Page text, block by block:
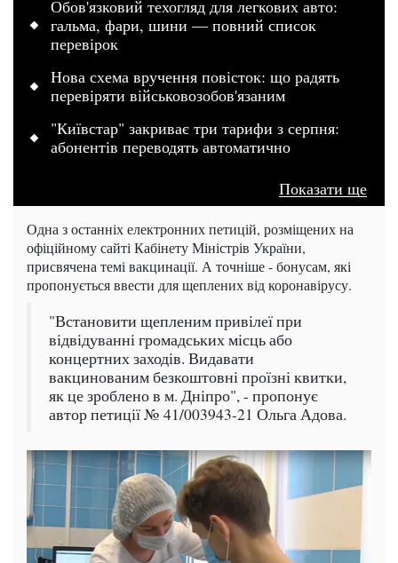
Обов'язковий техогляд для легкових авто:
гальма, фари, шини — повний список
перевірок
Нова схема вручення повісток: що радять
перевіряти військовозобов'язаним
"Київстар" закриває три тарифи з серпня:
абонентів переводять автоматично
Показати ще
Одна з останніх електронних петицій, розміщених на
офіційному сайті Кабінету Міністрів України,
присвячена темі вакцинації. А точніше - бонусам, які
пропонується ввести для щеплених від коронавірусу.
"Встановити щепленим привілеї при
відвідуванні громадських місць або
концертних заходів. Видавати
вакцинованим безкоштовні проїзні квитки,
як це зроблено в м. Дніпро", - пропонує
автор петиції № 41/003943-21 Ольга Адова.